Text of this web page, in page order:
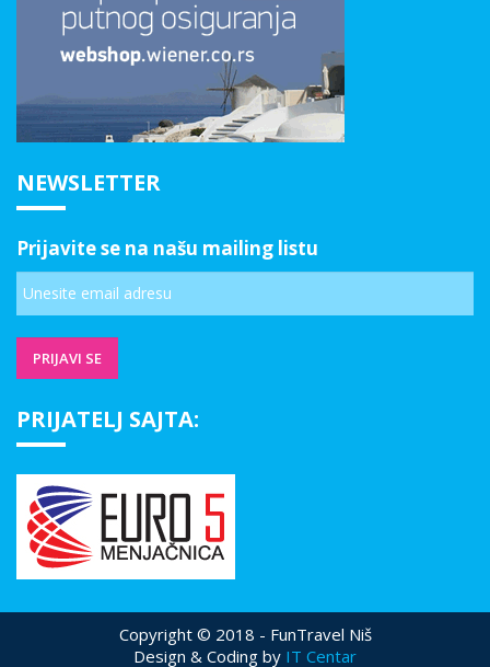
NEWSLETTER
Prijavite se na našu mailing listu
PRIJATELJ SAJTA:
Copyright © 2018 - FunTravel Niš
Design & Coding by IT Centar